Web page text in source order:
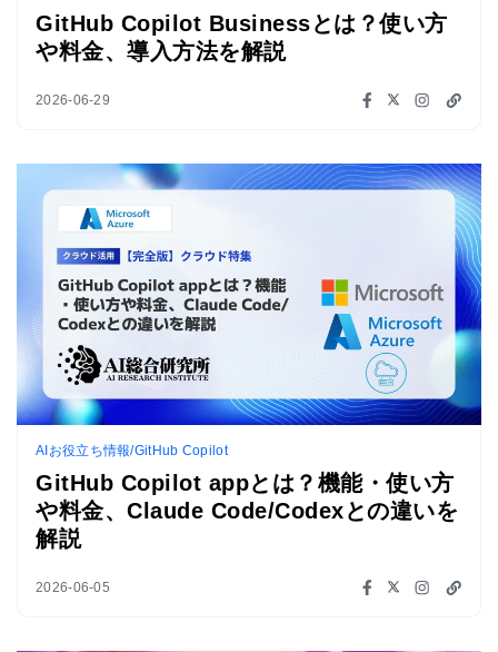
GitHub Copilot Businessとは？使い方
や料金、導入方法を解説
2026-06-29
AIお役立ち情報/GitHub Copilot
GitHub Copilot appとは？機能・使い方
や料金、Claude Code/Codexとの違いを
解説
2026-06-05